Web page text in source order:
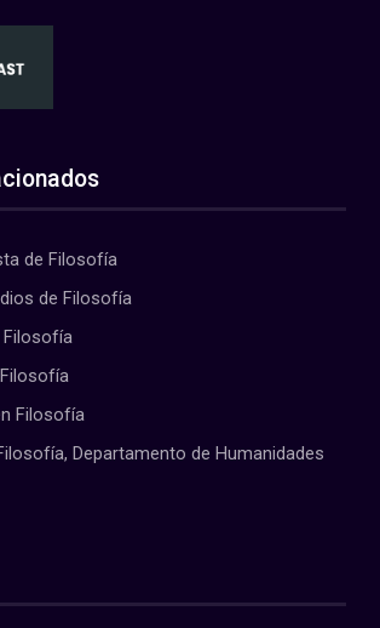
de Filosofía
de Filosofía
Filosofía
Filosofía
Departamento de Humanidades